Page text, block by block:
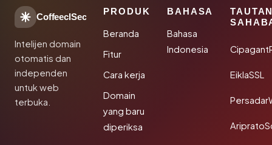
CoffeeclSec
Intelijen domain
otomatis dan
independen
untuk web
terbuka.
PRODUK
Beranda
Fitur
Cara kerja
Domain
yang baru
diperiksa
BAHASA
Bahasa
Indonesia
EiklaSSL